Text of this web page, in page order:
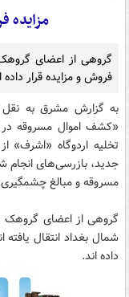
مزایده
گروهی از اعضای
فروش و مزایده قرار داده
به گزارش مشرق به نقل
«کشف اموال مسروقه در
تخلیه اردوگاه «اشرف»
جدید، بازرسی‌های انجام
مسروقه و مبالغ
گروهی از اعضای گروهک
شمال بغداد انتقال
داده اند.